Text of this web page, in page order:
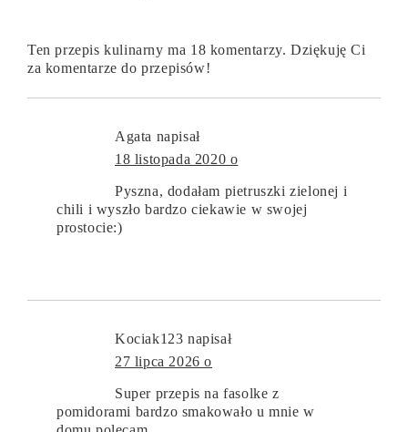
Ten przepis kulinarny ma 18 komentarzy. Dziękuję Ci
za komentarze do przepisów!
Agata napisał
18 listopada 2020 o
Pyszna, dodałam pietruszki zielonej i
chili i wyszło bardzo ciekawie w swojej
prostocie:)
Kociak123 napisał
27 lipca 2026 o
Super przepis na fasolke z
pomidorami bardzo smakowało u mnie w